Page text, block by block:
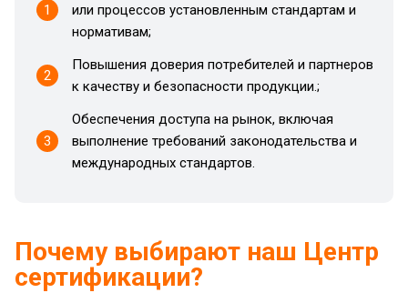
1
или процессов установленным стандартам и
нормативам;
2
Повышения доверия потребителей и партнеров
к качеству и безопасности продукции.;
3
Обеспечения доступа на рынок, включая
выполнение требований законодательства и
международных стандартов.
Почему выбирают наш Центр
сертификации?